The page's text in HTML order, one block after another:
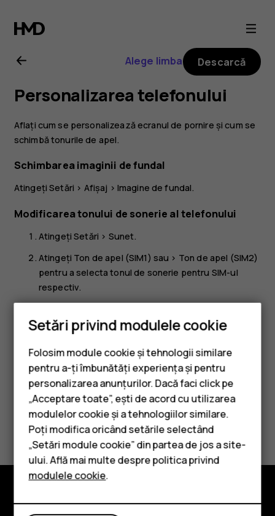
Ghid
de
utilizare
Nokia
8.1
Smartphone-uri
Telefoane clasice
Accesorii
Tablete
Alege limba Descarcă
Personalizarea telefonului
Aflați cum se personalizează ecranul de pornire și cum se
schimbă tonurile de apel.
Schimbarea imaginii de fundal
AtingețiSetări > Afișaj > Imagine de fundal.
Modificarea tonului de sonerie al telefonului
AtingețiSetări > Sunet.
Atingeți Ton de apel (SIM1) sau > Ton de apel (SIM2)
pentru a selecta tonul de sonerie pentru SIM-ul
respectiv.
Setări
Considerați utile aceste informații?
Da Nu
Explorează
Setări privind modulele cookie
Folosim module cookie și tehnologii similare
pentru a-ți îmbunătăți experiența și pentru
personalizarea anunțurilor. Dacă faci click pe
„Acceptare toate”, ești de acord cu utilizarea
modulelor cookie și a tehnologiilor similare.
Poți modifica oricând setările selectând
„Setări module cookie” din partea de jos a site-
ului. Află mai multe despre politica privind
modulele cookie.